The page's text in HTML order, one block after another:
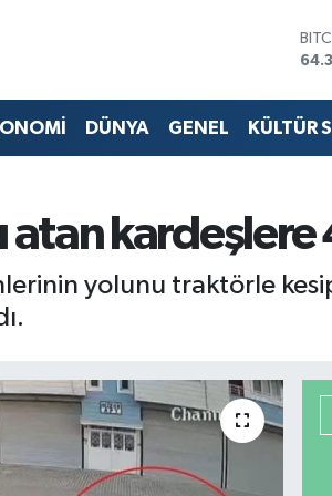
DÜNYA GENEL KÜLTÜR
kardeşlere
yolunu traktörle